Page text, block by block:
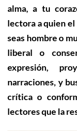
alma, a tu
lectora a quien
seas hombre o
liberal o
expresión,
narraciones, y
crítica o
lectores que la